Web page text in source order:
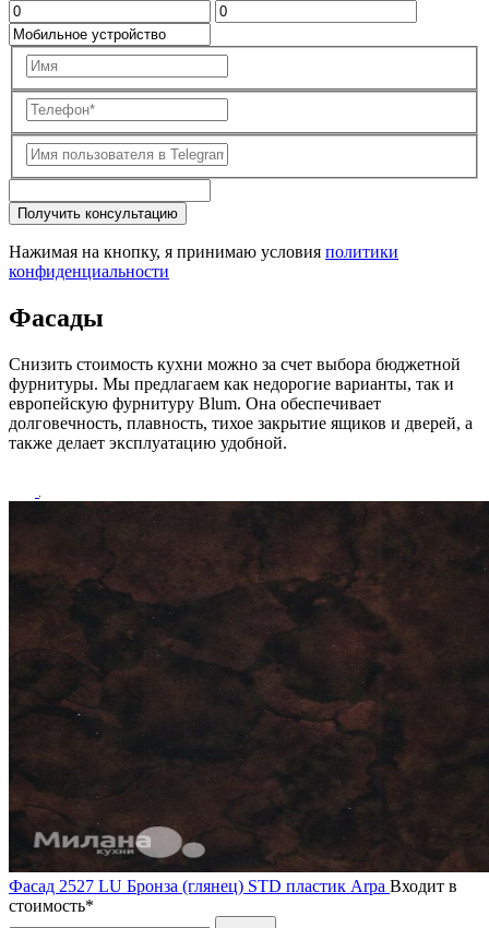
Получить консультацию
Нажимая на кнопку, я принимаю условия политики
конфиденциальности
Фасады
Снизить стоимость кухни можно за счет выбора бюджетной
фурнитуры. Мы предлагаем как недорогие варианты, так и
европейскую фурнитуру Blum. Она обеспечивает
долговечность, плавность, тихое закрытие ящиков и дверей, а
также делает эксплуатацию удобной.
Фасад 2527 LU Бронза (глянец) STD пластик Arpa Входит в
стоимость*